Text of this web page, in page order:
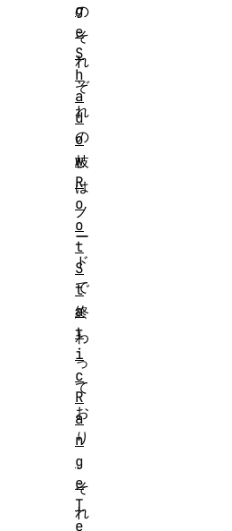
の
そ
れ
ぞ
れ
の
枝
は
ノ
ー
ド
で
終
わ
っ
て
お
り
、
そ
れ
g
e
S
h
a
d
o
w
R
o
o
t
S
t
a
t
i
c
R
a
n
g
e
T
e